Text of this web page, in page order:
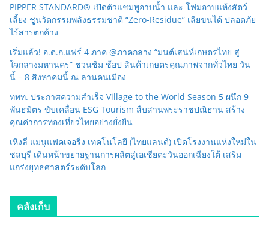
PIPPER STANDARD® เปิดตัวแชมพูอาบน้ำ และ โฟมอาบแห้งสัตว์
เลี้ยง ชูนวัตกรรมพลังธรรมชาติ “Zero-Residue” เลียขนได้ ปลอดภัย
ไร้สารตกค้าง
เริ่มแล้ว! อ.ต.ก.แฟร์ 4 ภาค @ภาคกลาง “มนต์เสน่ห์เกษตรไทย สู่
ใจกลางมหานคร” ชวนชิม ช้อป สินค้าเกษตรคุณภาพจากทั่วไทย วัน
นี้ – 8 สิงหาคมนี้ ณ ลานคนเมือง
ททท. ประกาศความสำเร็จ Village to the World Season 5 ผนึก 9
พันธมิตร ขับเคลื่อน ESG Tourism สืบสานพระราชปณิธาน สร้าง
คุณค่าการท่องเที่ยวไทยอย่างยั่งยืน
เหิงลี่ แมนูแฟคเจอริ่ง เทคโนโลยี (ไทยแลนด์) เปิดโรงงานแห่งใหม่ใน
ชลบุรี เดินหน้าขยายฐานการผลิตสู่เอเชียตะวันออกเฉียงใต้ เสริม
แกร่งยุทธศาสตร์ระดับโลก
คลังเก็บ